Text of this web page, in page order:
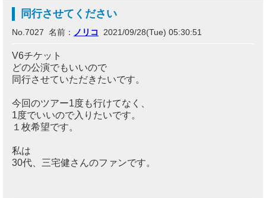
同行させてください
No.7027 名前： ノリコ 2021/09/28(Tue) 05:30:51
V6チケット
どの公演でもいいので
同行させていただきたいです。
今回のツアー1度も行けてなく、
1度でいいので入りたいです。
１枚希望です。
私は
30代、三宅健さんのファンです。